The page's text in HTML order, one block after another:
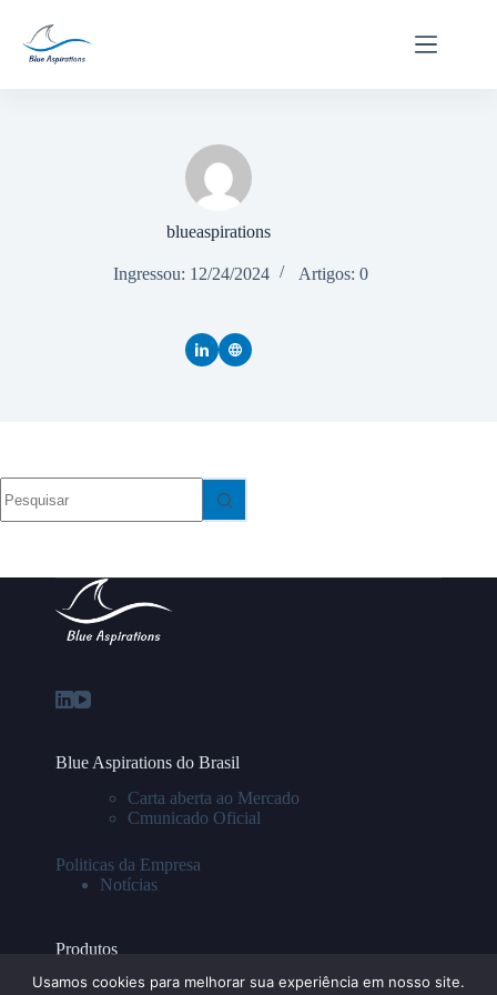
conteúdo
blueaspirations
Ingressou: 12/24/2024 Artigos: 0
resultados
Blue Aspirations do Brasil
Carta aberta ao Mercado
Cmunicado Oficial
Politicas da Empresa
Notícias
Produtos
Usamos cookies para melhorar sua experiência em nosso site.